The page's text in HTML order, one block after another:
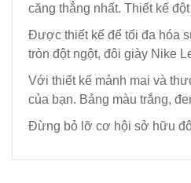
căng thẳng nhất. Thiết kế
Được thiết kế để tối đa hóa
tròn đột ngột, đôi giày Nike
Với thiết kế mảnh mai và
của bạn. Bảng màu trắng,
Đừng bỏ lỡ cơ hội sở hữu